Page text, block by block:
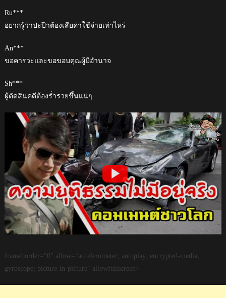
Ru***
อยากรู้ว่าปะป๊าต้องเสียค่าใช้จ่ายเท่าไหร่
An***
ขอคารวะและขอขอบคุณผู้มีอำนาจ
Sh***
ผู้ตัดสินคดีต้องร่ำรวยขึ้นแน่ๆ
frameborder="0" allow="accelerometer; autoplay; encrypted-media;
gyroscope; picture-in-picture" allowfullscreen>